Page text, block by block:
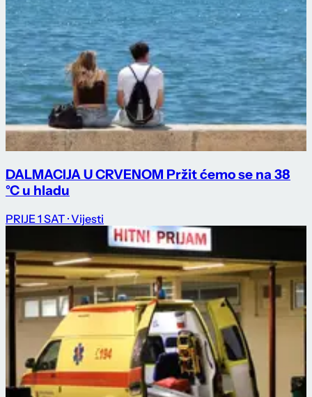
DALMACIJA U CRVENOM Pržit ćemo se na 38
°C u hladu
PRIJE 1 SAT · Vijesti